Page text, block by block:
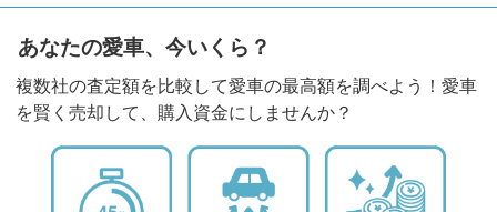
あなたの愛車、今いくら？
複数社の査定額を比較して愛車の最高額を調べよう！愛車
を賢く売却して、購入資金にしませんか？